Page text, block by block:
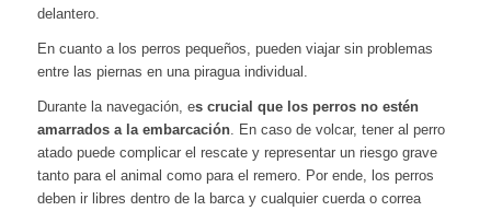
delantero.
En cuanto a los perros pequeños, pueden viajar sin problemas
entre las piernas en una piragua individual.
Durante la navegación, es crucial que los perros no estén
amarrados a la embarcación. En caso de volcar, tener al perro
atado puede complicar el rescate y representar un riesgo grave
tanto para el animal como para el remero. Por ende, los perros
deben ir libres dentro de la barca y cualquier cuerda o correa